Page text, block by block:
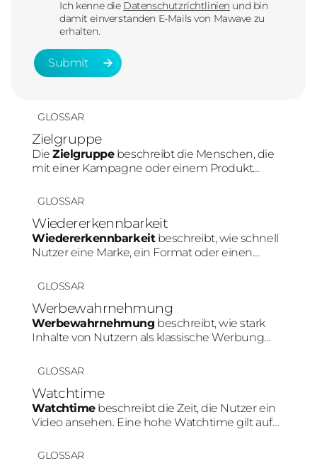
GLOSSAR
Zielgruppe
DieZielgruppebeschreibt die Menschen, die
mit einer Kampagne oder einem Produkt
Marketing beeinflusst die Zielgruppe direkt die
GLOSSAR
Wiedererkennbarkeit
Wiedererkennbarkeitbeschreibt, wie schnell
Nutzer eine Marke, ein Format oder einen
Konsistente Farben, Personen oder Content-
GLOSSAR
Werbewahrnehmung
Werbewahrnehmung beschreibt, wie stark
Inhalte von Nutzern als klassische Werbung
den Content integriert wird, desto geringer fällt
GLOSSAR
Watchtime
Watchtimebeschreibt die Zeit, die Nutzer ein
Video ansehen. Eine hohe Watchtime gilt auf
wichtiges Signal für relevanten Content und
GLOSSAR
Ich kenne die Datenschutzrichtlinien und bin
damit einverstanden E-Mails von Mawave zu
erhalten.
Submit